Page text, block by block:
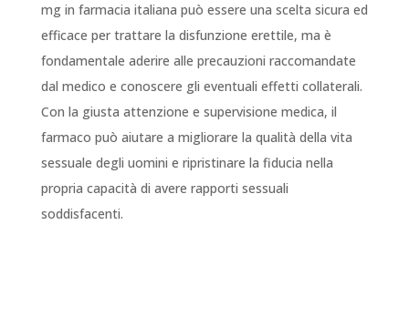
mg in farmacia italiana può essere una scelta sicura ed
efficace per trattare la disfunzione erettile, ma è
fondamentale aderire alle precauzioni raccomandate
dal medico e conoscere gli eventuali effetti collaterali.
Con la giusta attenzione e supervisione medica, il
farmaco può aiutare a migliorare la qualità della vita
sessuale degli uomini e ripristinare la fiducia nella
propria capacità di avere rapporti sessuali
soddisfacenti.